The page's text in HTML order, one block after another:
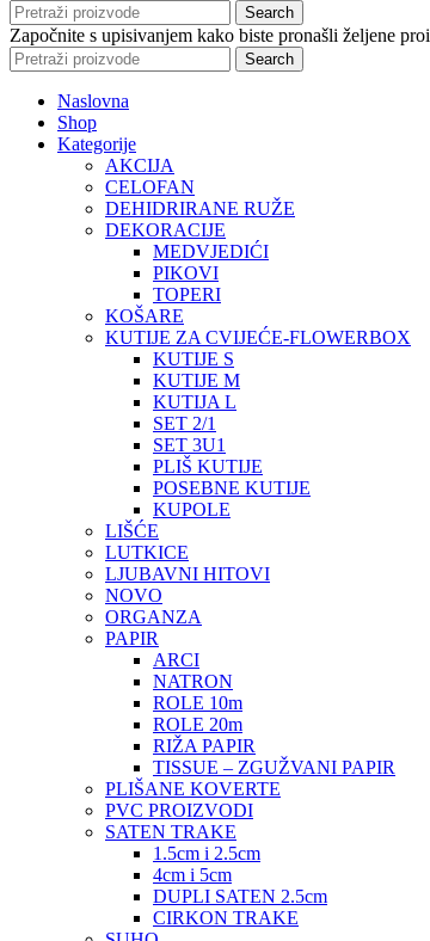
Search
Započnite s upisivanjem kako biste pronašli željene
Search
Naslovna
Shop
Kategorije
AKCIJA
CELOFAN
DEHIDRIRANE RUŽE
DEKORACIJE
MEDVJEDIĆI
PIKOVI
TOPERI
KOŠARE
KUTIJE ZA CVIJEĆE-FLOWERBOX
KUTIJE S
KUTIJE M
KUTIJA L
SET 2/1
SET 3U1
PLIŠ KUTIJE
POSEBNE KUTIJE
KUPOLE
LIŠĆE
LUTKICE
LJUBAVNI HITOVI
NOVO
ORGANZA
PAPIR
ARCI
NATRON
ROLE 10m
ROLE 20m
RIŽA PAPIR
TISSUE – ZGUŽVANI PAPIR
PLIŠANE KOVERTE
PVC PROIZVODI
SATEN TRAKE
1.5cm i 2.5cm
4cm i 5cm
DUPLI SATEN 2.5cm
CIRKON TRAKE